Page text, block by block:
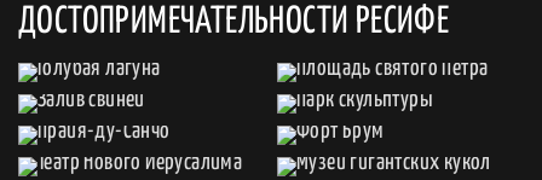
ДОСТОПРИМЕЧАТЕЛЬНОСТИ РЕСИФЕ